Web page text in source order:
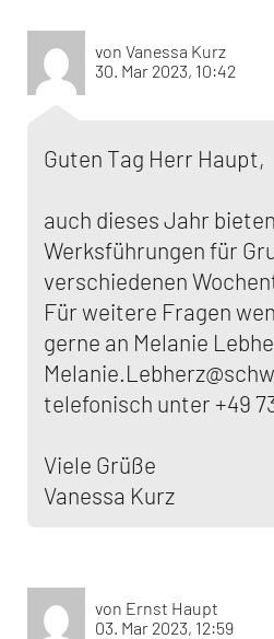
von Vanessa Kurz
30. Mar 2023, 10:42
Guten Tag Herr Haupt,
auch dieses Jahr
Werksführungen für
verschiedenen
Für weitere Fragen
gerne an Melanie
telefonisch unter +49
Viele Grüße
Vanessa Kurz
von Ernst Haupt
03. Mar 2023, 12:59